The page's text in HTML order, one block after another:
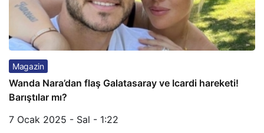
Magazin
Wanda Nara’dan flaş Galatasaray ve Icardi hareketi!
Barıştılar mı?
7 Ocak 2025 - Sal - 1:22